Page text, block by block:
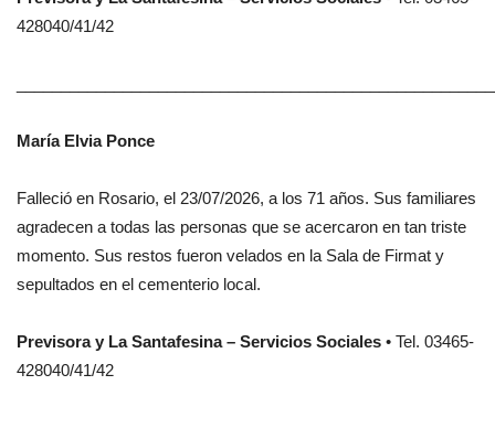
428040/41/42
María Elvia Ponce
Falleció en Rosario, el 23/07/2026, a los 71 años. Sus familiares
agradecen a todas las personas que se acercaron en tan triste
momento. Sus restos fueron velados en la Sala de Firmat y
sepultados en el cementerio local.
Previsora y La Santafesina – Servicios Sociales • Tel. 03465-
428040/41/42